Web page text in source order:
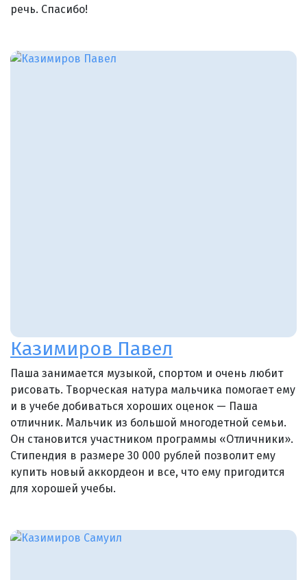
речь. Спасибо!
Казимиров Павел
Паша занимается музыкой, спортом и очень любит
рисовать. Творческая натура мальчика помогает ему
и в учебе добиваться хороших оценок — Паша
отличник. Мальчик из большой многодетной семьи.
Он становится участником программы «Отличники».
Стипендия в размере 30 000 рублей позволит ему
купить новый аккордеон и все, что ему пригодится
для хорошей учебы.